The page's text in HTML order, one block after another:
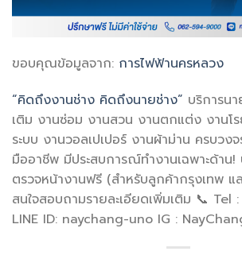
ขอบคุณข้อมูลจาก: การไฟฟ้านครหลวง
“คิดถึงงานช่าง คิดถึงนายช่าง” บริการน
เติม งานซ่อม งานสวน งานตกแต่ง งานโ
ระบบ งานวอลเปเปอร์ งานผ้าม่าน ครบวง
มืออาชีพ มีประสบการณ์ทำงานเฉพาะด้าน!
ตรวจหน้างานฟรี (สำหรับลูกค้ากรุงเทพ แ
สนใจสอบถามรายละเอียดเพิ่มเติม 📞
LINE ID: naychang-uno IG :